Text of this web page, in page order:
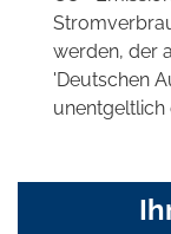
werden, der
'Deutschen
unentgeltlich